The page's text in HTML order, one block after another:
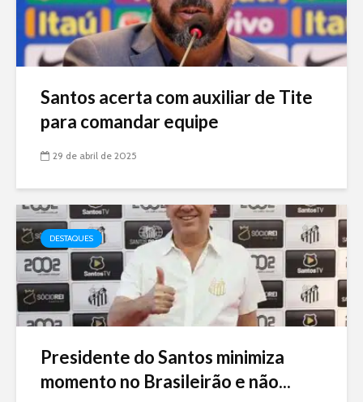
Santos acerta com auxiliar de Tite
para comandar equipe
29 de abril de 2025
DESTAQUES
Presidente do Santos minimiza
momento no Brasileirão e não...